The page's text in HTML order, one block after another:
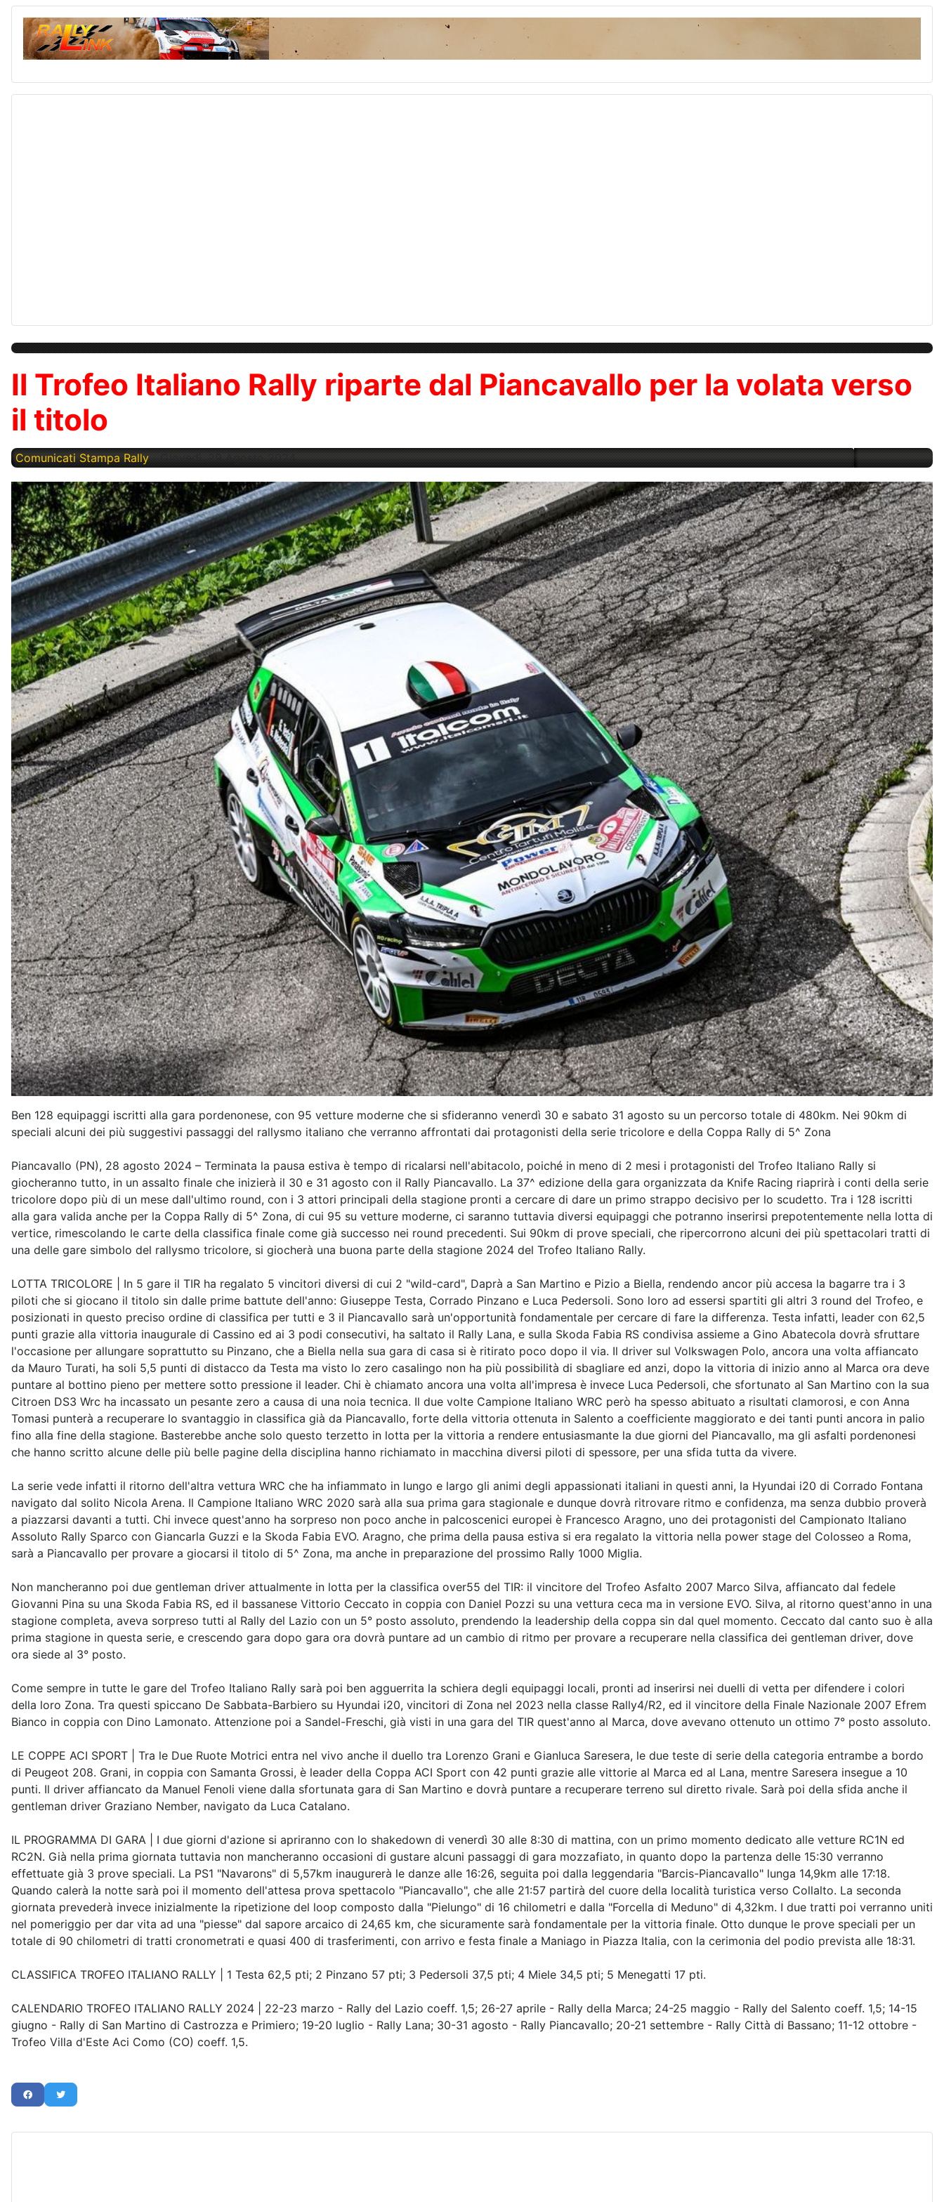
Il Trofeo Italiano Rally riparte dal Piancavallo per la volata verso
il titolo
Comunicati Stampa Rally Giovedì, 29 Agosto 2024
Ben 128 equipaggi iscritti alla gara pordenonese, con 95 vetture moderne che si sfideranno venerdì 30 e sabato 31 agosto su un percorso totale di 480km. Nei 90km di
speciali alcuni dei più suggestivi passaggi del rallysmo italiano che verranno affrontati dai protagonisti della serie tricolore e della Coppa Rally di 5^ Zona
Piancavallo (PN), 28 agosto 2024 – Terminata la pausa estiva è tempo di ricalarsi nell'abitacolo, poiché in meno di 2 mesi i protagonisti del Trofeo Italiano Rally si
giocheranno tutto, in un assalto finale che inizierà il 30 e 31 agosto con il Rally Piancavallo. La 37^ edizione della gara organizzata da Knife Racing riaprirà i conti della serie
tricolore dopo più di un mese dall'ultimo round, con i 3 attori principali della stagione pronti a cercare di dare un primo strappo decisivo per lo scudetto. Tra i 128 iscritti
alla gara valida anche per la Coppa Rally di 5^ Zona, di cui 95 su vetture moderne, ci saranno tuttavia diversi equipaggi che potranno inserirsi prepotentemente nella lotta di
vertice, rimescolando le carte della classifica finale come già successo nei round precedenti. Sui 90km di prove speciali, che ripercorrono alcuni dei più spettacolari tratti di
una delle gare simbolo del rallysmo tricolore, si giocherà una buona parte della stagione 2024 del Trofeo Italiano Rally.
LOTTA TRICOLORE | In 5 gare il TIR ha regalato 5 vincitori diversi di cui 2 "wild-card", Daprà a San Martino e Pizio a Biella, rendendo ancor più accesa la bagarre tra i 3
piloti che si giocano il titolo sin dalle prime battute dell'anno: Giuseppe Testa, Corrado Pinzano e Luca Pedersoli. Sono loro ad essersi spartiti gli altri 3 round del Trofeo, e
posizionati in questo preciso ordine di classifica per tutti e 3 il Piancavallo sarà un'opportunità fondamentale per cercare di fare la differenza. Testa infatti, leader con 62,5
punti grazie alla vittoria inaugurale di Cassino ed ai 3 podi consecutivi, ha saltato il Rally Lana, e sulla Skoda Fabia RS condivisa assieme a Gino Abatecola dovrà sfruttare
l'occasione per allungare soprattutto su Pinzano, che a Biella nella sua gara di casa si è ritirato poco dopo il via. Il driver sul Volkswagen Polo, ancora una volta affiancato
da Mauro Turati, ha soli 5,5 punti di distacco da Testa ma visto lo zero casalingo non ha più possibilità di sbagliare ed anzi, dopo la vittoria di inizio anno al Marca ora deve
puntare al bottino pieno per mettere sotto pressione il leader. Chi è chiamato ancora una volta all'impresa è invece Luca Pedersoli, che sfortunato al San Martino con la sua
Citroen DS3 Wrc ha incassato un pesante zero a causa di una noia tecnica. Il due volte Campione Italiano WRC però ha spesso abituato a risultati clamorosi, e con Anna
Tomasi punterà a recuperare lo svantaggio in classifica già da Piancavallo, forte della vittoria ottenuta in Salento a coefficiente maggiorato e dei tanti punti ancora in palio
fino alla fine della stagione. Basterebbe anche solo questo terzetto in lotta per la vittoria a rendere entusiasmante la due giorni del Piancavallo, ma gli asfalti pordenonesi
che hanno scritto alcune delle più belle pagine della disciplina hanno richiamato in macchina diversi piloti di spessore, per una sfida tutta da vivere.
La serie vede infatti il ritorno dell'altra vettura WRC che ha infiammato in lungo e largo gli animi degli appassionati italiani in questi anni, la Hyundai i20 di Corrado Fontana
navigato dal solito Nicola Arena. Il Campione Italiano WRC 2020 sarà alla sua prima gara stagionale e dunque dovrà ritrovare ritmo e confidenza, ma senza dubbio proverà
a piazzarsi davanti a tutti. Chi invece quest'anno ha sorpreso non poco anche in palcoscenici europei è Francesco Aragno, uno dei protagonisti del Campionato Italiano
Assoluto Rally Sparco con Giancarla Guzzi e la Skoda Fabia EVO. Aragno, che prima della pausa estiva si era regalato la vittoria nella power stage del Colosseo a Roma,
sarà a Piancavallo per provare a giocarsi il titolo di 5^ Zona, ma anche in preparazione del prossimo Rally 1000 Miglia.
Non mancheranno poi due gentleman driver attualmente in lotta per la classifica over55 del TIR: il vincitore del Trofeo Asfalto 2007 Marco Silva, affiancato dal fedele
Giovanni Pina su una Skoda Fabia RS, ed il bassanese Vittorio Ceccato in coppia con Daniel Pozzi su una vettura ceca ma in versione EVO. Silva, al ritorno quest'anno in una
stagione completa, aveva sorpreso tutti al Rally del Lazio con un 5° posto assoluto, prendendo la leadership della coppa sin dal quel momento. Ceccato dal canto suo è alla
prima stagione in questa serie, e crescendo gara dopo gara ora dovrà puntare ad un cambio di ritmo per provare a recuperare nella classifica dei gentleman driver, dove
ora siede al 3° posto.
Come sempre in tutte le gare del Trofeo Italiano Rally sarà poi ben agguerrita la schiera degli equipaggi locali, pronti ad inserirsi nei duelli di vetta per difendere i colori
della loro Zona. Tra questi spiccano De Sabbata-Barbiero su Hyundai i20, vincitori di Zona nel 2023 nella classe Rally4/R2, ed il vincitore della Finale Nazionale 2007 Efrem
Bianco in coppia con Dino Lamonato. Attenzione poi a Sandel-Freschi, già visti in una gara del TIR quest'anno al Marca, dove avevano ottenuto un ottimo 7° posto assoluto.
LE COPPE ACI SPORT | Tra le Due Ruote Motrici entra nel vivo anche il duello tra Lorenzo Grani e Gianluca Saresera, le due teste di serie della categoria entrambe a bordo
di Peugeot 208. Grani, in coppia con Samanta Grossi, è leader della Coppa ACI Sport con 42 punti grazie alle vittorie al Marca ed al Lana, mentre Saresera insegue a 10
punti. Il driver affiancato da Manuel Fenoli viene dalla sfortunata gara di San Martino e dovrà puntare a recuperare terreno sul diretto rivale. Sarà poi della sfida anche il
gentleman driver Graziano Nember, navigato da Luca Catalano.
IL PROGRAMMA DI GARA | I due giorni d'azione si apriranno con lo shakedown di venerdì 30 alle 8:30 di mattina, con un primo momento dedicato alle vetture RC1N ed
RC2N. Già nella prima giornata tuttavia non mancheranno occasioni di gustare alcuni passaggi di gara mozzafiato, in quanto dopo la partenza delle 15:30 verranno
effettuate già 3 prove speciali. La PS1 "Navarons" di 5,57km inaugurerà le danze alle 16:26, seguita poi dalla leggendaria "Barcis-Piancavallo" lunga 14,9km alle 17:18.
Quando calerà la notte sarà poi il momento dell'attesa prova spettacolo "Piancavallo", che alle 21:57 partirà del cuore della località turistica verso Collalto. La seconda
giornata prevederà invece inizialmente la ripetizione del loop composto dalla "Pielungo" di 16 chilometri e dalla "Forcella di Meduno" di 4,32km. I due tratti poi verranno uniti
nel pomeriggio per dar vita ad una "piesse" dal sapore arcaico di 24,65 km, che sicuramente sarà fondamentale per la vittoria finale. Otto dunque le prove speciali per un
totale di 90 chilometri di tratti cronometrati e quasi 400 di trasferimenti, con arrivo e festa finale a Maniago in Piazza Italia, con la cerimonia del podio prevista alle 18:31.
CLASSIFICA TROFEO ITALIANO RALLY | 1 Testa 62,5 pti; 2 Pinzano 57 pti; 3 Pedersoli 37,5 pti; 4 Miele 34,5 pti; 5 Menegatti 17 pti.
CALENDARIO TROFEO ITALIANO RALLY 2024 | 22-23 marzo - Rally del Lazio coeff. 1,5; 26-27 aprile - Rally della Marca; 24-25 maggio - Rally del Salento coeff. 1,5; 14-15
giugno - Rally di San Martino di Castrozza e Primiero; 19-20 luglio - Rally Lana; 30-31 agosto - Rally Piancavallo; 20-21 settembre - Rally Città di Bassano; 11-12 ottobre -
Trofeo Villa d'Este Aci Como (CO) coeff. 1,5.